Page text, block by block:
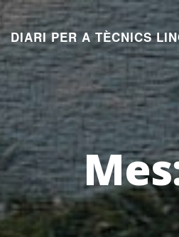
Aneu
al
contingut
DIARI PER A TÈCNICS